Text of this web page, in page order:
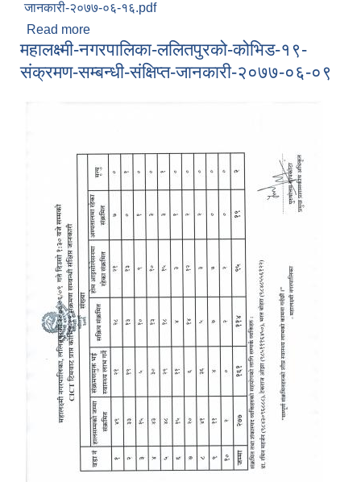
जानकारी-२०७७-०६-१६.pdf
Read more
संक्रमण-सम्बन्धी-संक्षिप्त-जानकारी-२०७७-०६-१६
महालक्ष्मी-नगरपालिका-ललितपुरको-कोभिड-१९-
संक्रमण-सम्बन्धी-संक्षिप्त-जानकारी-२०७७-०६-०९